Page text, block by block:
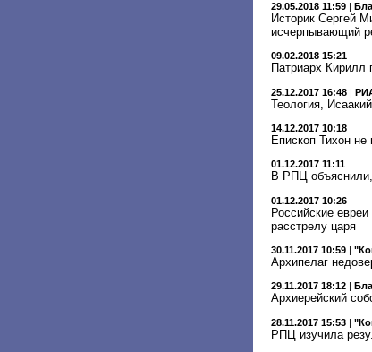
29.05.2018 11:59 |
Историк Сергей
исчерпывающий
09.02.2018 15:21
Патриарх Кирилл
25.12.2017 16:48 |
Теология,
14.12.2017 10:18
Епископ Тихон не
01.12.2017 11:11
В РПЦ объяснили,
01.12.2017 10:26
Российские
расстрелу царя
30.11.2017 10:59 |
Архипелаг
29.11.2017 18:12
Архиерейский
28.11.2017 15:53 |
РПЦ изучила